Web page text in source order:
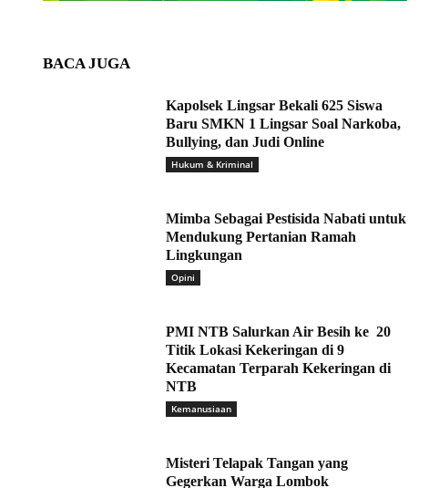
BACA JUGA
Kapolsek Lingsar Bekali 625 Siswa
Baru SMKN 1 Lingsar Soal Narkoba,
Bullying, dan Judi Online
Hukum & Kriminal
Mimba Sebagai Pestisida Nabati untuk
Mendukung Pertanian Ramah
Lingkungan
Opini
PMI NTB Salurkan Air Besih ke 20
Titik Lokasi Kekeringan di 9
Kecamatan Terparah Kekeringan di
NTB
Kemanusiaan
Misteri Telapak Tangan yang
Gegerkan Warga Lombok